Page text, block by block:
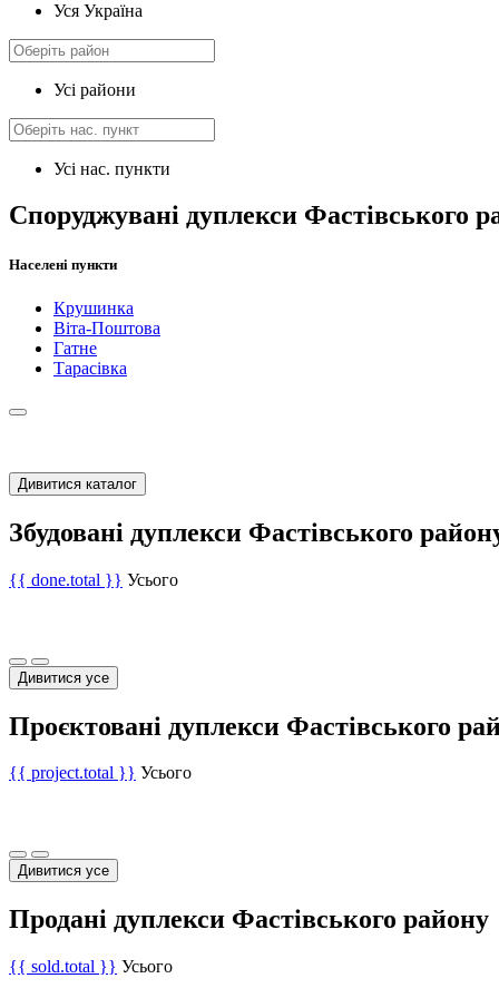
Уся Україна
Усі райони
Усі нас. пункти
Споруджувані дуплекси Фастівського
Населені пункти
Крушинка
Віта-Поштова
Гатне
Тарасівка
Дивитися каталог
Збудовані дуплекси Фастівського
{{ done.total }} Усього
Дивитися усе
Проєктовані дуплекси Фастівського
{{ project.total }} Усього
Дивитися усе
Продані дуплекси Фастівського району
{{ sold.total }} Усього